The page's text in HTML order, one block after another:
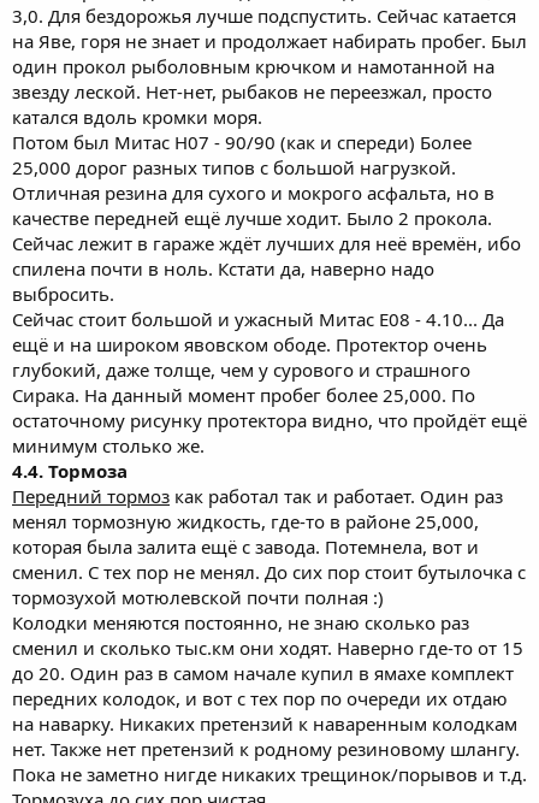
3,0. Для бездорожья лучше подспустить. Сейчас катается
на Яве, горя не знает и продолжает набирать пробег. Был
один прокол рыболовным крючком и намотанной на
звезду леской. Нет-нет, рыбаков не переезжал, просто
катался вдоль кромки моря.
Потом был Митас Н07 - 90/90 (как и спереди) Более
25,000 дорог разных типов с большой нагрузкой.
Отличная резина для сухого и мокрого асфальта, но в
качестве передней ещё лучше ходит. Было 2 прокола.
Сейчас лежит в гараже ждёт лучших для неё времён, ибо
спилена почти в ноль. Кстати да, наверно надо
выбросить.
Сейчас стоит большой и ужасный Митас Е08 - 4.10... Да
ещё и на широком явовском ободе. Протектор очень
глубокий, даже толще, чем у сурового и страшного
Сирака. На данный момент пробег более 25,000. По
остаточному рисунку протектора видно, что пройдёт ещё
минимум столько же.
4.4. Тормоза
Передний тормоз как работал так и работает. Один раз
менял тормозную жидкость, где-то в районе 25,000,
которая была залита ещё с завода. Потемнела, вот и
сменил. С тех пор не менял. До сих пор стоит бутылочка с
тормозухой мотюлевской почти полная :)
Колодки меняются постоянно, не знаю сколько раз
сменил и сколько тыс.км они ходят. Наверно где-то от 15
до 20. Один раз в самом начале купил в ямахе комплект
передних колодок, и вот с тех пор по очереди их отдаю
на наварку. Никаких претензий к наваренным колодкам
нет. Также нет претензий к родному резиновому шлангу.
Пока не заметно нигде никаких трещинок/порывов и т.д.